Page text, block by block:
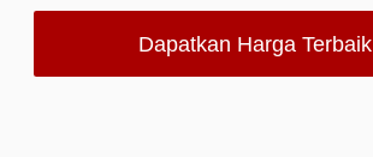
Dapatkan Harga Terbaik